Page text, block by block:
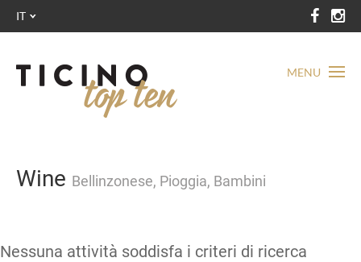
MENU
IT
Wine Bellinzonese, Pioggia, Bambini
Nessuna attività soddisfa i criteri di ricerca